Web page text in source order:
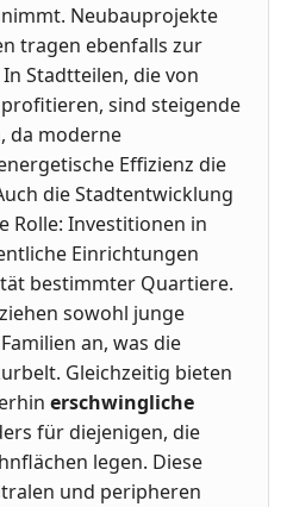
Neubauprojekte
tragen ebenfalls zur
Stadtteilen, die von
sind steigende
da moderne
Effizienz die
die Stadtentwicklung
Rolle: Investitionen in
Einrichtungen
bestimmter Quartiere.
sowohl junge
an, was die
Gleichzeitig bieten
erschwingliche
für diejenigen, die
legen. Diese
und peripheren